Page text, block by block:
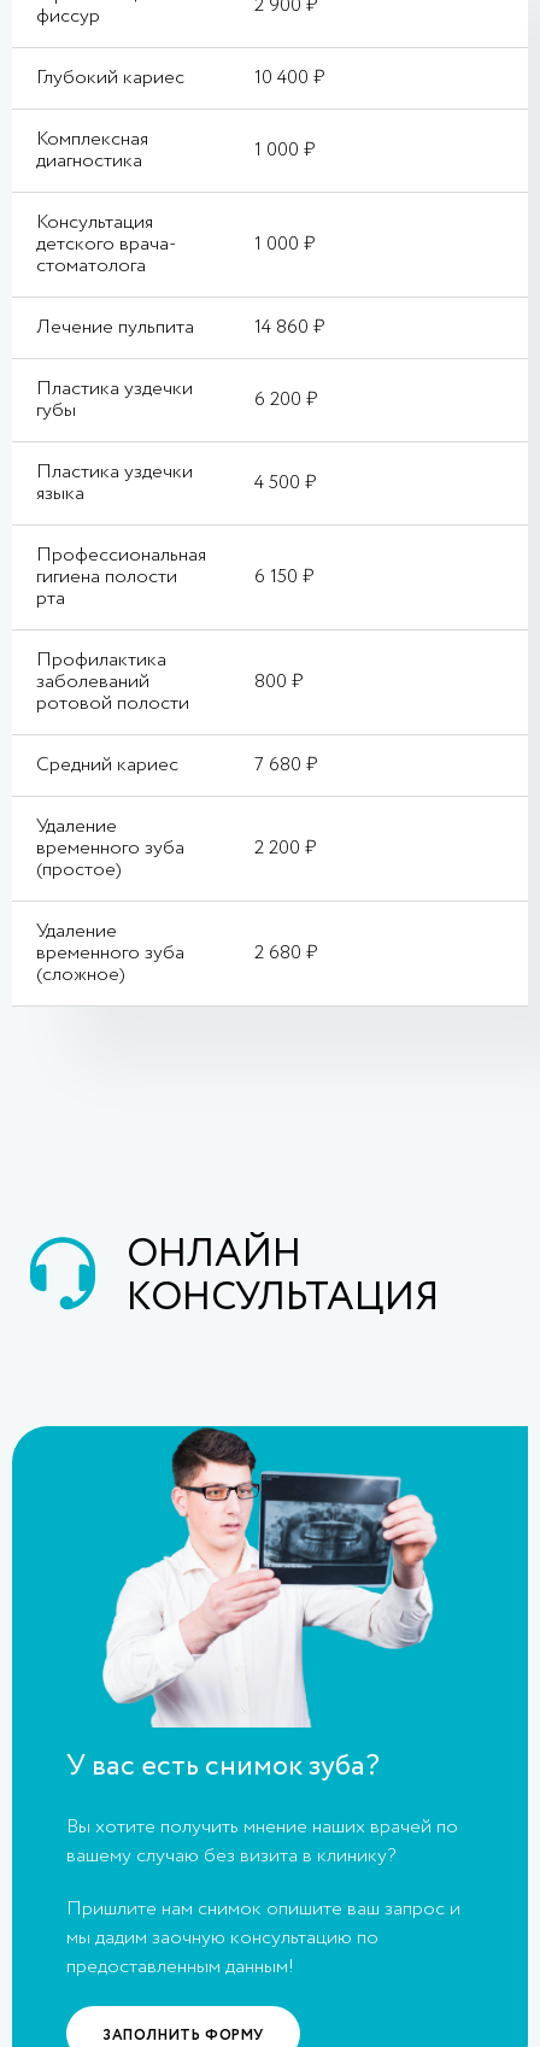
фиссур
Глубокий кариес 10 400 ₽
Комплексная
диагностика 1 000 ₽
Консультация
детского врача-
стоматолога
1 000 ₽
Лечение пульпита 14 860 ₽
Пластика уздечки
губы 6 200 ₽
Пластика уздечки
языка 4 500 ₽
Профессиональная
гигиена полости
рта
6 150 ₽
Профилактика
заболеваний
ротовой полости
800 ₽
Средний кариес 7 680 ₽
Удаление
временного зуба
(простое)
2 200 ₽
Удаление
временного зуба
(сложное)
2 680 ₽
ОНЛАЙН
КОНСУЛЬТАЦИЯ
У вас есть снимок зуба?
Вы хотите получить мнение наших врачей по
вашему случаю без визита в клинику?
Пришлите нам снимок опишите ваш запрос и
мы дадим заочную консультацию по
предоставленным данным!
ЗАПОЛНИТЬ ФОРМУ